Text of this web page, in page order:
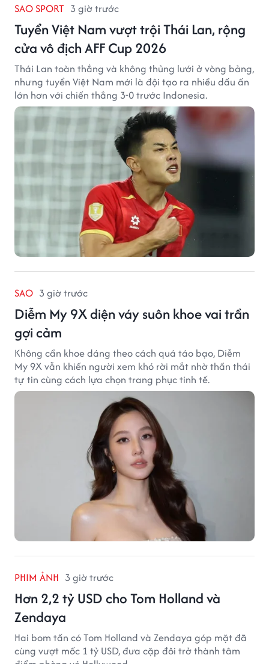
SAO SPORT 3 giờ trước
Tuyển Việt Nam vượt trội Thái Lan, rộng
cửa vô địch AFF Cup 2026
Thái Lan toàn thắng và không thủng lưới ở vòng bảng,
nhưng tuyển Việt Nam mới là đội tạo ra nhiều dấu ấn
lớn hơn với chiến thắng 3-0 trước Indonesia.
SAO 3 giờ trước
Diễm My 9X diện váy suôn khoe vai trần
gợi cảm
Không cần khoe dáng theo cách quá táo bạo, Diễm
My 9X vẫn khiến người xem khó rời mắt nhờ thần thái
tự tin cùng cách lựa chọn trang phục tinh tế.
PHIM ẢNH 3 giờ trước
Hơn 2,2 tỷ USD cho Tom Holland và
Zendaya
Hai bom tấn có Tom Holland và Zendaya góp mặt đã
cùng vượt mốc 1 tỷ USD, đưa cặp đôi trở thành tâm